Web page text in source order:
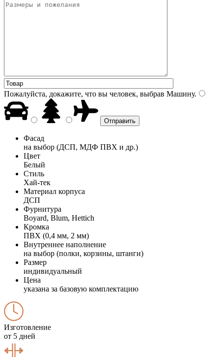
Пожалуйста, докажите, что вы человек, выбрав Машину.
Фасад
на выбор (ДСП, МДФ ПВХ и др.)
Цвет
Белый
Стиль
Хай-тек
Материал корпуса
ДСП
Фурнитура
Boyard, Blum, Hettich
Кромка
ПВХ (0,4 мм, 2 мм)
Внутреннее наполнение
на выбор (полки, корзины, штанги)
Размер
индивидуальный
Цена
указана за базовую комплектацию
Изготовление
от 5 дней